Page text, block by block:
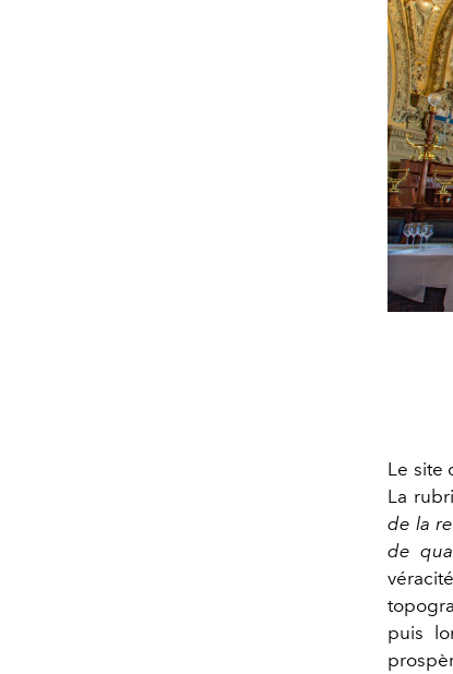
Le site
La
de la
de
puis